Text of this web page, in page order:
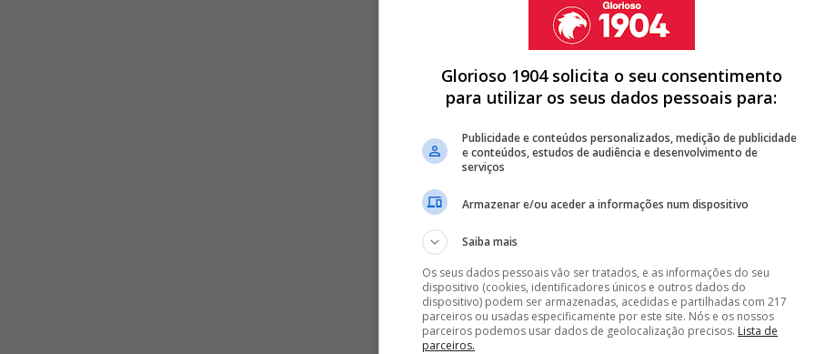
Coloca os óculos, passa gel no cabelo, faz a cara
derrota e não se explica qual é o rumo a seguir. A
contas, um presente envenenado, pois assim Rui
acredita que Rui Costa conseguirá mudar o rumo. Se
mestre dos lugares-comuns, de assumir
com os tempos em que esteve ao lado de Luís Filipe
costume.
Glorioso 1904 solicita o seu consentimento
para utilizar os seus dados pessoais para:
Publicidade e conteúdos personalizados, medição de publicidade
e conteúdos, estudos de audiência e desenvolvimento de
serviços
Armazenar e/ou aceder a informações num dispositivo
Saiba mais
Os seus dados pessoais vão ser tratados, e as informações do seu
dispositivo (cookies, identificadores únicos e outros dados do
dispositivo) podem ser armazenadas, acedidas e partilhadas com 217
parceiros ou usadas especificamente por este site. Nós e os nossos
parceiros podemos usar dados de geolocalização precisos. Lista de
parceiros.